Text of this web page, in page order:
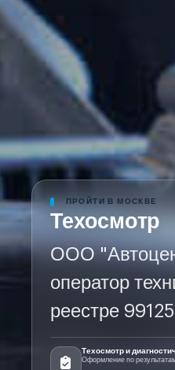
ПРОЙТИ В МОСКВЕ
Техосмотр
ООО
оператор
реестре 99125
Техосмотр и
Оформление по